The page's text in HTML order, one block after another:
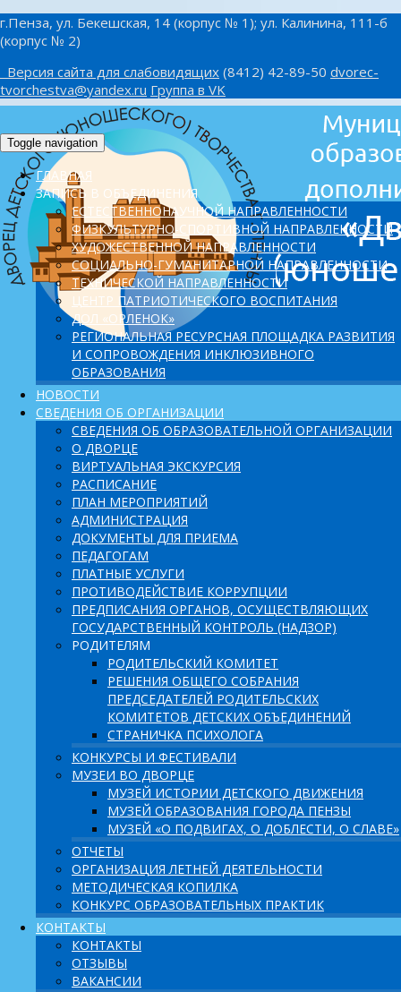
г.Пенза, ул. Бекешская, 14 (корпус № 1); ул. Калинина, 111-б
(корпус № 2)
Версия сайта для слабовидящих (8412) 42-89-50 dvorec-
tvorchestva@yandex.ru Группа в VK
Toggle navigation
ГЛАВНАЯ
ЗАПИСЬ В ОБЪЕДИНЕНИЯ
ЕСТЕСТВЕННОНАУЧНОЙ НАПРАВЛЕННОСТИ
ФИЗКУЛЬТУРНО-СПОРТИВНОЙ НАПРАВЛЕННОСТИ
ХУДОЖЕСТВЕННОЙ НАПРАВЛЕННОСТИ
СОЦИАЛЬНО-ГУМАНИТАРНОЙ НАПРАВЛЕННОСТИ
ТЕХНИЧЕСКОЙ НАПРАВЛЕННОСТИ
ЦЕНТР ПАТРИОТИЧЕСКОГО ВОСПИТАНИЯ
ДОЛ «ОРЛЕНОК»
PЕГИОНАЛЬНАЯ РЕСУРСНАЯ ПЛОЩАДКА РАЗВИТИЯ
И СОПРОВОЖДЕНИЯ ИНКЛЮЗИВНОГО
ОБРАЗОВАНИЯ
НОВОСТИ
СВЕДЕНИЯ ОБ ОРГАНИЗАЦИИ
СВЕДЕНИЯ ОБ ОБРАЗОВАТЕЛЬНОЙ ОРГАНИЗАЦИИ
О ДВОРЦЕ
ВИРТУАЛЬНАЯ ЭКСКУРСИЯ
РАСПИСАНИЕ
ПЛАН МЕРОПРИЯТИЙ
АДМИНИСТРАЦИЯ
ДОКУМЕНТЫ ДЛЯ ПРИЕМА
ПЕДАГОГАМ
ПЛАТНЫЕ УСЛУГИ
ПРОТИВОДЕЙСТВИЕ КОРРУПЦИИ
ПРЕДПИСАНИЯ ОРГАНОВ, ОСУЩЕСТВЛЯЮЩИХ
ГОСУДАРСТВЕННЫЙ КОНТРОЛЬ (НАДЗОР)
РОДИТЕЛЯМ
РОДИТЕЛЬСКИЙ КОМИТЕТ
РЕШЕНИЯ ОБЩЕГО СОБРАНИЯ
ПРЕДСЕДАТЕЛЕЙ РОДИТЕЛЬСКИХ
КОМИТЕТОВ ДЕТСКИХ ОБЪЕДИНЕНИЙ
СТРАНИЧКА ПСИХОЛОГА
КОНКУРСЫ И ФЕСТИВАЛИ
МУЗЕИ ВО ДВОРЦЕ
МУЗЕЙ ИСТОРИИ ДЕТСКОГО ДВИЖЕНИЯ
МУЗЕЙ ОБРАЗОВАНИЯ ГОРОДА ПЕНЗЫ
МУЗЕЙ «О ПОДВИГАХ, О ДОБЛЕСТИ, О СЛАВЕ»
ОТЧЕТЫ
ОРГАНИЗАЦИЯ ЛЕТНЕЙ ДЕЯТЕЛЬНОСТИ
МЕТОДИЧЕСКАЯ КОПИЛКА
КОНКУРС ОБРАЗОВАТЕЛЬНЫХ ПРАКТИК
КОНТАКТЫ
КОНТАКТЫ
ОТЗЫВЫ
ВАКАНСИИ